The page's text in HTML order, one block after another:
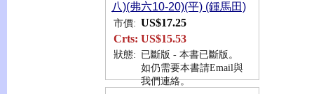
八)(弗六10-20)(平) (鍾馬田)
市價: US$17.25
Crts: US$15.53
狀態: 已斷版 - 本書已斷版。
如仍需要本書請Email與
我們連絡。